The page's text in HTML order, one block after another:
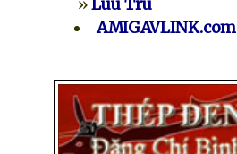
»Luu Tru
AMIGAVLINK.com